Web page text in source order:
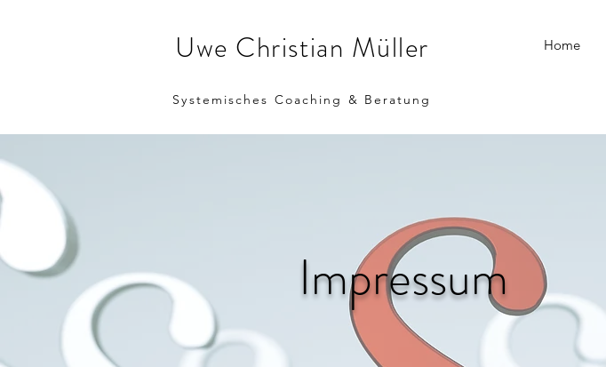
Uwe Christian Müller Home
Systemisches Coaching & Beratung
Impressum